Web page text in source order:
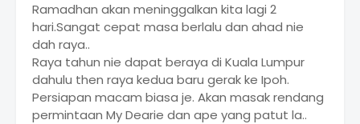
Ramadhan akan meninggalkan kita lagi 2
hari.Sangat cepat masa berlalu dan ahad nie
dah raya..
Raya tahun nie dapat beraya di Kuala Lumpur
dahulu then raya kedua baru gerak ke Ipoh.
Persiapan macam biasa je. Akan masak rendang
permintaan My Dearie dan ape yang patut la..